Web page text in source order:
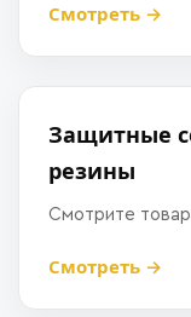
Смотреть →
Защитные
резины
Смотрите
Смотреть →